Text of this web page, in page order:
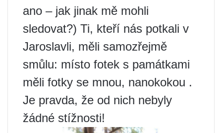
ano – jak jinak mě mohli
sledovat?) Ti, kteří nás potkali v
Jaroslavli, měli samozřejmě
smůlu: místo fotek s památkami
měli fotky se mnou, nanokokou .
Je pravda, že od nich nebyly
žádné stížnosti!